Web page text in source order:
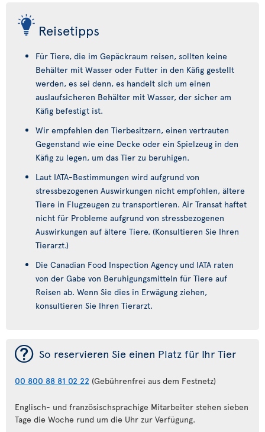
Reisetipps
Für Tiere, die im Gepäckraum reisen, sollten keine
Behälter mit Wasser oder Futter in den Käfig gestellt
werden, es sei denn, es handelt sich um einen
auslaufsicheren Behälter mit Wasser, der sicher am
Käfig befestigt ist.
Wir empfehlen den Tierbesitzern, einen vertrauten
Gegenstand wie eine Decke oder ein Spielzeug in den
Käfig zu legen, um das Tier zu beruhigen.
Laut IATA-Bestimmungen wird aufgrund von
stressbezogenen Auswirkungen nicht empfohlen, ältere
Tiere in Flugzeugen zu transportieren. Air Transat haftet
nicht für Probleme aufgrund von stressbezogenen
Auswirkungen auf ältere Tiere. (Konsultieren Sie Ihren
Tierarzt.)
Die Canadian Food Inspection Agency und IATA raten
von der Gabe von Beruhigungsmitteln für Tiere auf
Reisen ab. Wenn Sie dies in Erwägung ziehen,
konsultieren Sie Ihren Tierarzt.
¯ So reservieren Sie einen Platz für Ihr Tier
00 800 88 81 02 22 (Gebührenfrei aus dem Festnetz)
Englisch- und französischsprachige Mitarbeiter stehen sieben
Tage die Woche rund um die Uhr zur Verfügung.